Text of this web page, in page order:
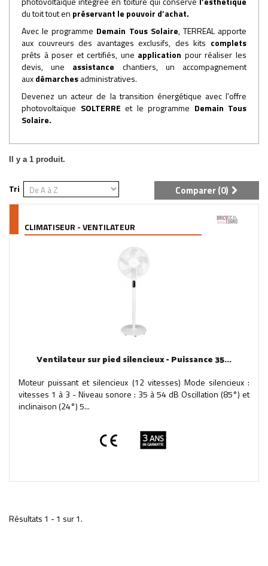
du toit tout en préservant le pouvoir d’achat.
Avec le programme Demain Tous Solaire, TERREAL apporte
aux couvreurs des avantages exclusifs, des kits complets
prêts à poser et certifiés, une application pour réaliser les
devis, une assistance chantiers, un accompagnement
auxdémarchesadministratives.
Devenez un acteur de la transition énergétique avec l'offre
photovoltaïque SOLTERRE et le programme Demain Tous
Solaire.
Il y a 1 produit.
Tri Comparer (0)
CLIMATISEUR - VENTILATEUR
Ventilateur sur pied silencieux - Puissance 35...
Moteur puissant et silencieux (12 vitesses) Mode silencieux :
vitesses 1 à 3 - Niveau sonore : 35 à 54 dB Oscillation (85°) et
inclinaison (24°) 5...
Résultats 1 - 1 sur 1.